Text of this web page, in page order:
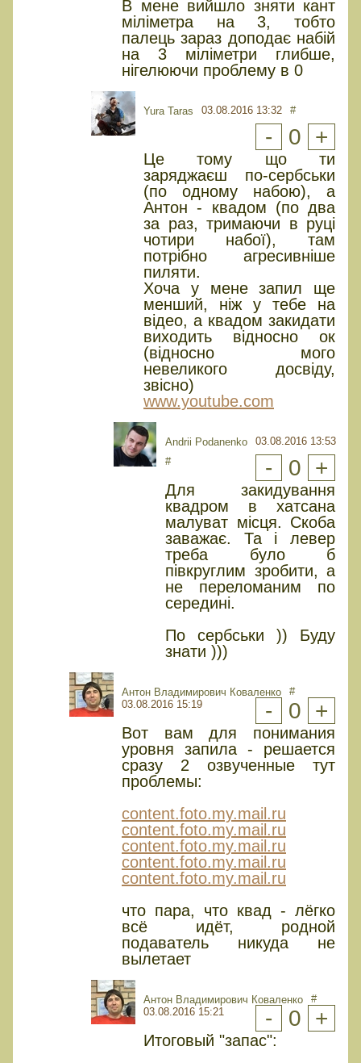
В мене вийшло зняти кант
міліметра на 3, тобто
палець зараз доподає набій
на 3 міліметри глибше,
нігелюючи проблему в 0
Yura Taras 03.08.2016 13:32 #
- 0 +
Це тому що ти
заряджаєш по-сербськи
(по одному набою), а
Антон - квадом (по два
за раз, тримаючи в руці
чотири набої), там
потрібно агресивніше
пиляти.
Хоча у мене запил ще
менший, ніж у тебе на
відео, а квадом закидати
виходить відносно ок
(відносно мого
невеликого досвіду,
звісно)
www.youtube.com
Andrii Podanenko
03.08.2016 13:53
#
- 0 +
Для закидування
квадром в хатсана
малуват місця. Скоба
заважає. Та і левер
треба було б
півкруглим зробити, а
не переломаним по
середині.
По сербськи )) Буду
знати )))
Антон Владимирович Коваленко
03.08.2016 15:19
#
- 0 +
Вот вам для понимания
уровня запила - решается
сразу 2 озвученные тут
проблемы:
content.foto.my.mail.ru
content.foto.my.mail.ru
content.foto.my.mail.ru
content.foto.my.mail.ru
content.foto.my.mail.ru
что пара, что квад - лёгко
всё идёт, родной
подаватель никуда не
вылетает
Антон Владимирович Коваленко
03.08.2016 15:21
#
- 0 +
Итоговый "запас":